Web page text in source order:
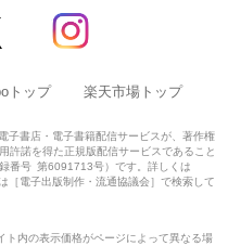
トップ 楽天市場トップ
子書店・電子書籍配信サービスが、著作権
許諾を得た正規版配信サービスであること
番号 第6091713号）です。詳しくは
［電子出版制作・流通協議会］で検索して
ト内の表示価格がページによって異なる場